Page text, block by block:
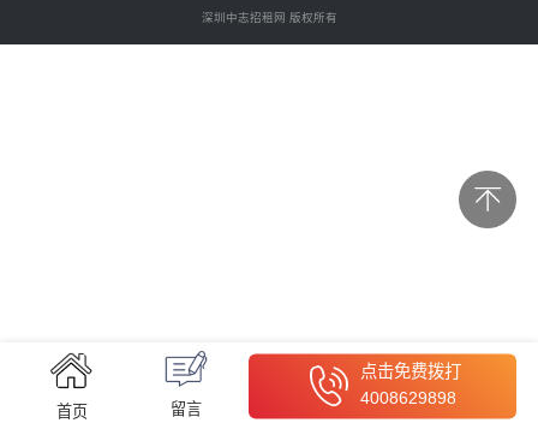
首页 留言
点击免费拨打
4008629898
深圳中志招租网 版权所有